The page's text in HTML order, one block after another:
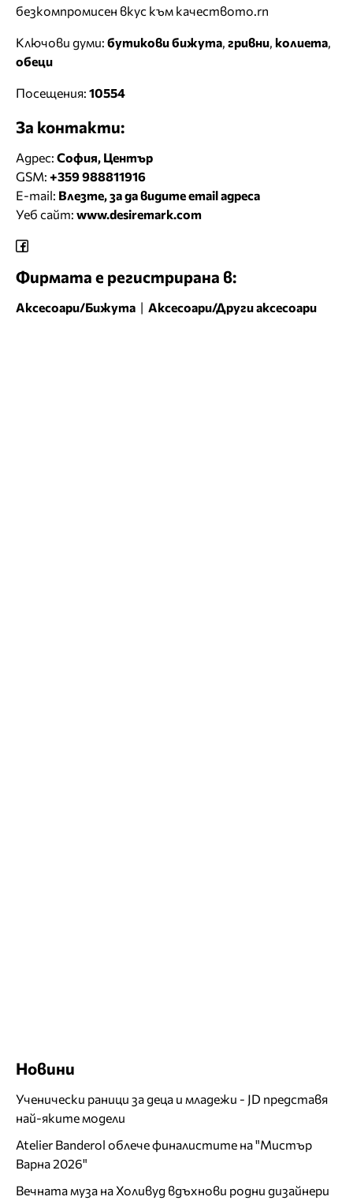
безкомпромисен вкус към качеството.rn
Ключови думи: бутикови бижута гривни колиета
обеци
Посещения: 10554
За контакти:
Адрес: София, Център
GSM: +359 988811916
E-mail: Влезте, за да видите email адреса
Уеб сайт: www.desiremark.com
Фирмата е регистрирана в:
Аксесоари/Бижута | Аксесоари/Други аксесоари
Новини
Ученически раници за деца и младежи - JD представя
най-яките модели
Atelier Banderol облече финалистите на "Мистър
Варна 2026"
Вечната муза на Холивуд вдъхнови родни дизайнери